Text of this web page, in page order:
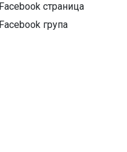
Facebook страница
Facebook група